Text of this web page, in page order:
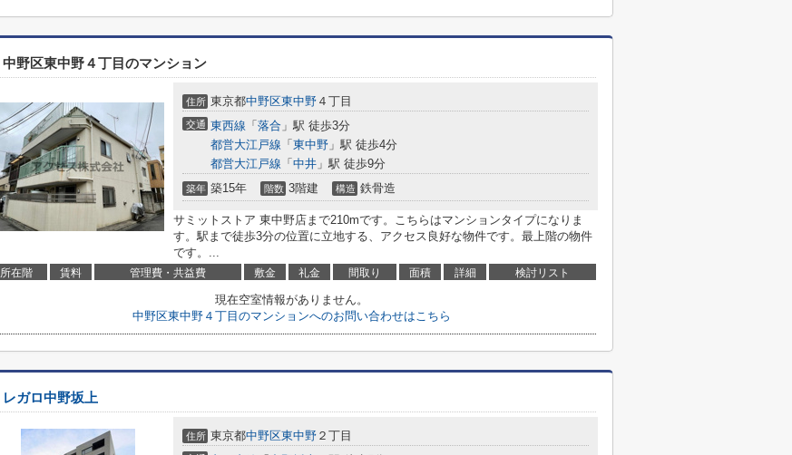
中野区東中野４丁目のマンション
住所 東京都中野区東中野 ４丁目
交通 東西線 「 落合 」駅 徒歩3分
都営大江戸線 「 東中野 」駅 徒歩4分
都営大江戸線 「 中井 」駅 徒歩9分
築年 築15年 階数 3階建 構造 鉄骨造
サミットストア 東中野店まで210mです。こちらはマンションタイプになりま
す。駅まで徒歩3分の位置に立地する、アクセス良好な物件です。最上階の物件
です。...
所在階 賃料 管理費・共益費 敷金 礼金 間取り 面積 詳細 検討リスト
現在空室情報がありません。
中野区東中野４丁目のマンションへのお問い合わせはこちら
レガロ中野坂上
住所 東京都中野区東中野 ２丁目